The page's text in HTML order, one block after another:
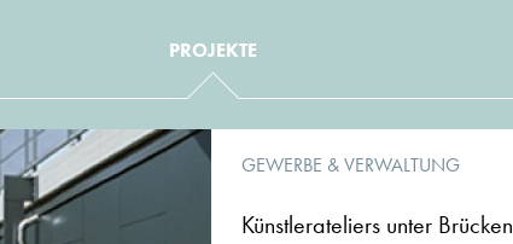
PROJEKTE
GEWERBE & VERWALTUNG
Künstlerateliers unter Brücken